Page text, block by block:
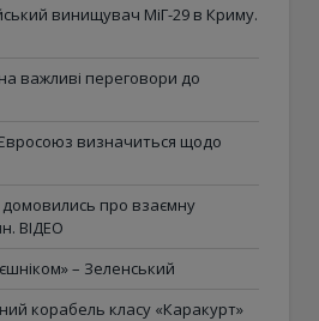
винищувач МіГ-29 в Криму.
важливі переговори до
визначиться щодо
домовились про взаємну
ВІДЕО
– Зеленський
корабель класу «Каракурт»